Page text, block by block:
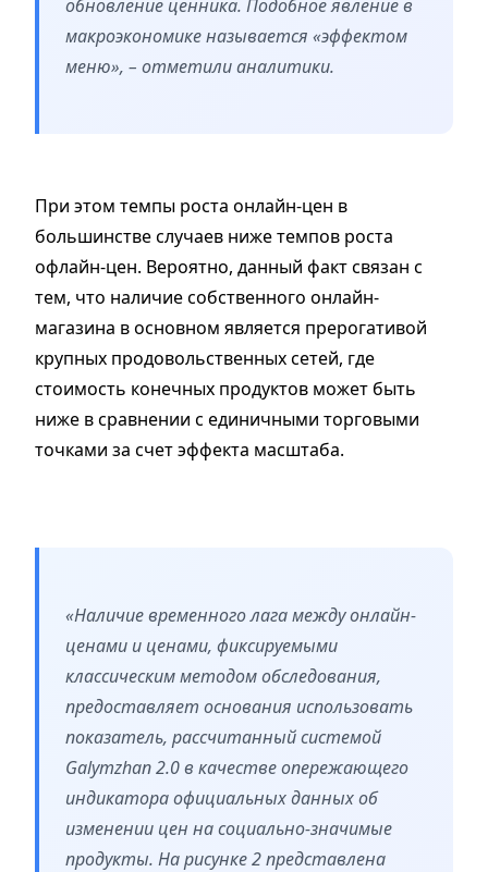
обновление ценника. Подобное явление в
макроэкономике называется «эффектом
меню», – отметили аналитики.
При этом темпы роста онлайн-цен в
большинстве случаев ниже темпов роста
офлайн-цен. Вероятно, данный факт связан с
тем, что наличие собственного онлайн-
магазина в основном является прерогативой
крупных продовольственных сетей, где
стоимость конечных продуктов может быть
ниже в сравнении с единичными торговыми
точками за счет эффекта масштаба.
«Наличие временного лага между онлайн-
ценами и ценами, фиксируемыми
классическим методом обследования,
предоставляет основания использовать
показатель, рассчитанный системой
Galymzhan 2.0 в качестве опережающего
индикатора официальных данных об
изменении цен на социально-значимые
продукты. На рисунке 2 представлена